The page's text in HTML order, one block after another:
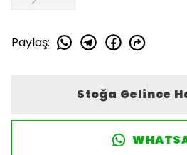
Paylaş:
Stoğa Gelince